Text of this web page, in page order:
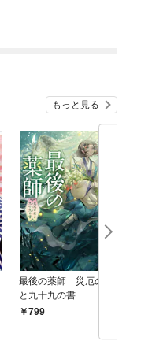
もっと見る
最後の薬師 災厄の村
と九十九の書
799